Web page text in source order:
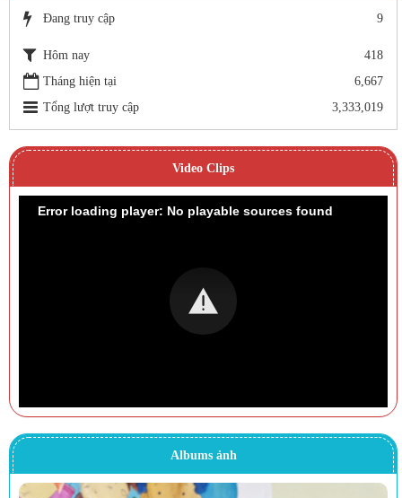
Đang truy cập 9
Hôm nay
418
Tháng hiện tại
6,667
Tổng lượt truy cập
3,333,019
Video Clips
Error loading player: No playable sources found
Albums ảnh